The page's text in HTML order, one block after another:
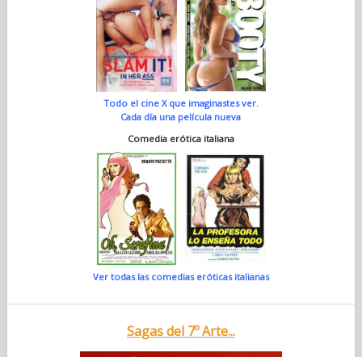
Todo el cine X que imaginastes ver.
Cada día una película nueva
Comedia erótica italiana
Ver todas las comedias eróticas italianas
Sagas del 7º Arte...